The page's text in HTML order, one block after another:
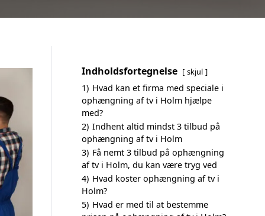
Indholdsfortegnelse skjul
1) Hvad kan et firma med speciale i
ophængning af tv i Holm hjælpe
med?
2) Indhent altid mindst 3 tilbud på
ophængning af tv i Holm
3) Få nemt 3 tilbud på ophængning
af tv i Holm, du kan være tryg ved
4) Hvad koster ophængning af tv i
Holm?
5) Hvad er med til at bestemme